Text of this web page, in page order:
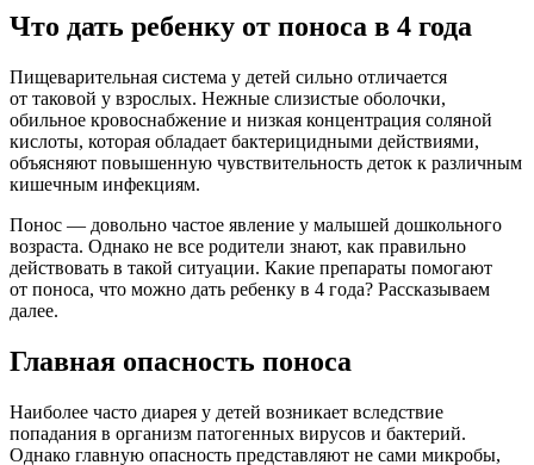
Что дать ребенку от поноса в 4 года
Пищеварительная система у детей сильно отличается
от таковой у взрослых. Нежные слизистые оболочки,
обильное кровоснабжение и низкая концентрация соляной
кислоты, которая обладает бактерицидными действиями,
объясняют повышенную чувствительность деток к различным
кишечным инфекциям.
Понос — довольно частое явление у малышей дошкольного
возраста. Однако не все родители знают, как правильно
действовать в такой ситуации. Какие препараты помогают
от поноса, что можно дать ребенку в 4 года? Рассказываем
далее.
Главная опасность поноса
Наиболее часто диарея у детей возникает вследствие
попадания в организм патогенных вирусов и бактерий.
Однако главную опасность представляют не сами микробы,